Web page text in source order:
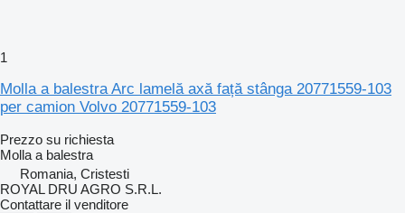
1
Molla a balestra Arc lamelă axă față stânga 20771559-103
per camion Volvo 20771559-103
Prezzo su richiesta
Molla a balestra
Romania, Cristesti
ROYAL DRU AGRO S.R.L.
Contattare il venditore